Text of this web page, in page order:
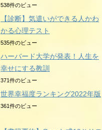
538件のビュー
【診断】気遣いができる人かわ
かる心理テスト
535件のビュー
ハーバード大学が発表！人生を
幸せにする教訓
371件のビュー
世界幸福度ランキング2022年版
361件のビュー